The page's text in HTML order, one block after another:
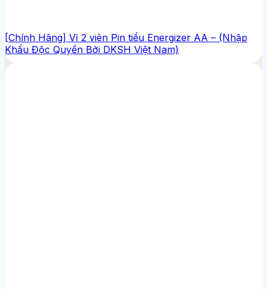
[Chính Hãng] Vỉ 2 viên Pin tiểu Energizer AA – (Nhập
Khẩu Độc Quyền Bởi DKSH Việt Nam)